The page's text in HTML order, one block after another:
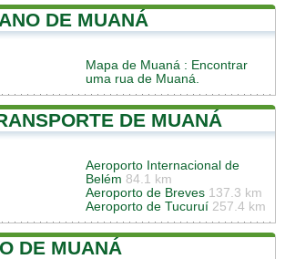
DE MUANÁ
Mapa de Muaná : Encontrar
uma rua de Muaná.
DE MUANÁ
Aeroporto Internacional de
Belém 84.1 km
Aeroporto de Breves 137.3 km
Aeroporto de Tucuruí 257.4 km
DE MUANÁ